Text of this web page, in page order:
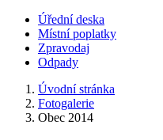
Úřední deska
Místní poplatky
Zpravodaj
Odpady
Úvodní stránka
Fotogalerie
Obec 2014